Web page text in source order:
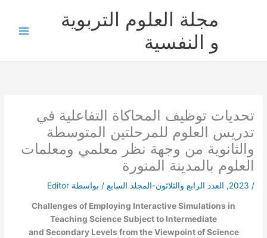
مجلة العلوم التربوية
و النفسية
تحديات توظيف المحاكاة التفاعلية في
تدريس العلوم للمرحلتين المتوسطة
والثانوية من وجهة نظر معلمي ومعلمات
العلوم بالمدينة المنورة
/
2023
, العدد الرابع والثلاثون-المجلد السابع / بواسطة Editor
Challenges of Employing Interactive Simulations in
Teaching Science Subject to Intermediate
and Secondary Levels from the Viewpoint of Science